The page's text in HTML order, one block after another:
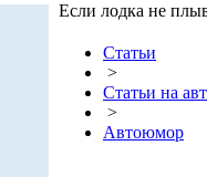
Если лодка не
Статьи
>
Статьи на
>
Автоюмор